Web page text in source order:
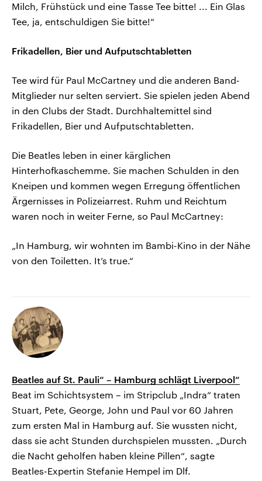
Milch, Frühstück und eine Tasse Tee bitte! ... Ein Glas
Tee, ja, entschuldigen Sie bitte!“
Frikadellen, Bier und Aufputschtabletten
Tee wird für Paul McCartney und die anderen Band-
Mitglieder nur selten serviert. Sie spielen jeden Abend
in den Clubs der Stadt. Durchhaltemittel sind
Frikadellen, Bier und Aufputschtabletten.
Die Beatles leben in einer kärglichen
Hinterhofkaschemme. Sie machen Schulden in den
Kneipen und kommen wegen Erregung öffentlichen
Ärgernisses in Polizeiarrest. Ruhm und Reichtum
waren noch in weiter Ferne, so Paul McCartney:
„In Hamburg, wir wohnten im Bambi-Kino in der Nähe
von den Toiletten. It’s true.“
Beatles auf St. Pauli“ – Hamburg schlägt Liverpool“
Beat im Schichtsystem – im Stripclub „Indra“ traten
Stuart, Pete, George, John und Paul vor 60 Jahren
zum ersten Mal in Hamburg auf. Sie wussten nicht,
dass sie acht Stunden durchspielen mussten. „Durch
die Nacht geholfen haben kleine Pillen“, sagte
Beatles-Expertin Stefanie Hempel im Dlf.